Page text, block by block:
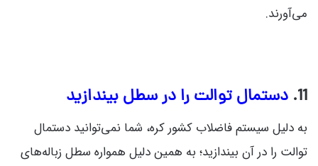
می‌آورند.
11. دستمال توالت را در سطل بیندازید
به دلیل سیستم فاضلاب کشور کره، شما نمی‌توانید دستمال
توالت را در آن بیندازید؛ به همین دلیل همواره سطل زباله‌های